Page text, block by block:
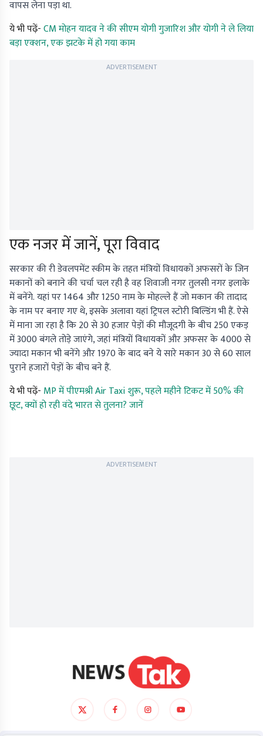
वापस लेना पड़ा था.
ये भी पढ़ें-CM मोहन यादव ने की सीएम योगी गुजारिश और योगी ने ले लिया
बड़ा एक्शन, एक झटके में हो गया काम
ADVERTISEMENT
एक नजर में जानें, पूरा विवाद
सरकार की री डेवलपमेंट स्कीम के तहत मंत्रियों विधायकों अफसरों के जिन
मकानों को बनाने की चर्चा चल रही है वह शिवाजी नगर तुलसी नगर इलाके
में बनेंगे. यहां पर 1464 और 1250 नाम के मोहल्ले हैं जो मकान की तादाद
के नाम पर बनाए गए थे, इसके अलावा यहां ट्रिपल स्टोरी बिल्डिंग भी हैं. ऐसे
में माना जा रहा है कि 20 से 30 हजार पेड़ों की मौजूदगी के बीच 250 एकड़
में 3000 बंगले तोड़े जाएंगे, जहां मंत्रियों विधायकों और अफसर के 4000 से
ज्यादा मकान भी बनेंगे और 1970 के बाद बने ये सारे मकान 30 से 60 साल
पुराने हजारों पेड़ों के बीच बने हैं.
ये भी पढ़ें- MP में पीएमश्री Air Taxi शुरू, पहले महीने टिकट में 50% की
छूट, क्यों हो रही वंदे भारत से तुलना? जानें
ADVERTISEMENT